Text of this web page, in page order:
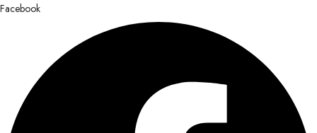
Facebook